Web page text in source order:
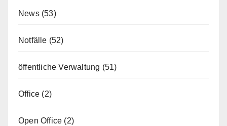
News(53)
Notfälle (52)
öffentliche Verwaltung (51)
Office (2)
Open Office (2)